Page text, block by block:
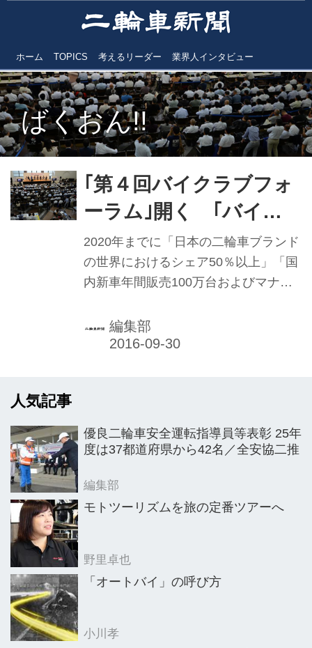
ホーム TOPICS 考えるリーダー 業界人インタビュー
ばくおん!!
｢第４回バイクラブフォ
ーラム｣開く ｢バイク
で広がる人･社会｣テーマ
に in兵庫･神戸
2020年までに「日本の二輪車ブランド
の世界におけるシェア50％以上」「国
内新車年間販売100万台およびマナー
を得て二輪車業界と地方自治体が一丸
となって活動する会議体「バイクラブ
庫・神戸」と銘打たれ、兵庫県神戸市
内で開かれた。今回は「バイクで広が
達成のために全参画メンバーによって
まとめられた「二輪車産業政策ロード
メ、ファッションの各視点に立っ...
編集部
人気記事
優良二輪車安全運転指導員等表彰 25年
度は37都道府県から42名／全安協二推
編集部
モトツーリズムを旅の定番ツアーへ
野里卓也
「オートバイ」の呼び方
小川孝